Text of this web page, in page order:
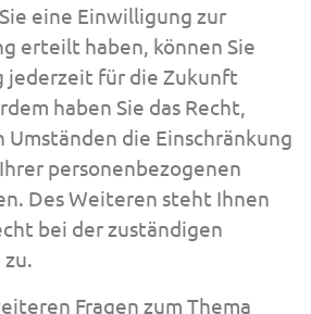
eine Einwilligung zur
erteilt haben, können Sie
jederzeit für die Zukunft
haben Sie das Recht,
die Einschränkung
personenbezogenen
Des Weiteren steht Ihnen
bei der zuständigen
Fragen zum Thema